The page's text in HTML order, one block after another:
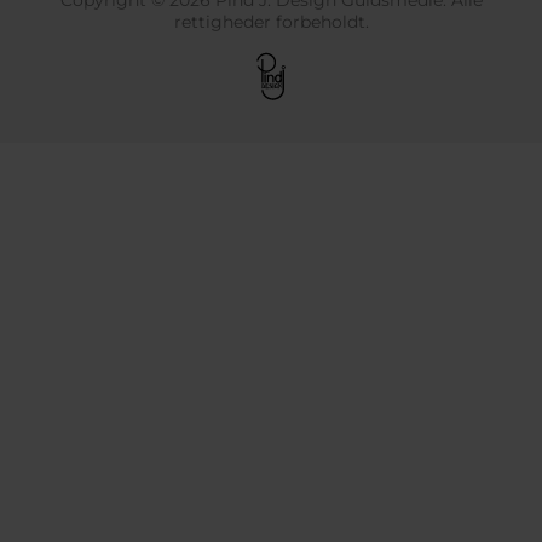
rettigheder forbeholdt.